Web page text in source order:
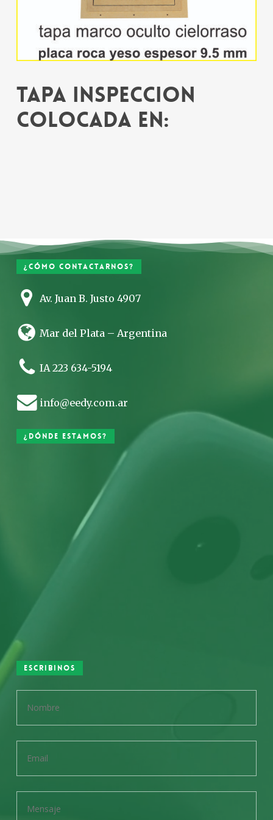
Tapa inspeccion
colocada en:
¿Cómo contactarnos?
Av. Juan B. Justo 4907
Mar del Plata – Argentina
IA 223 634-5194
info@eedy.com.ar
¿Dónde estamos?
Escribinos